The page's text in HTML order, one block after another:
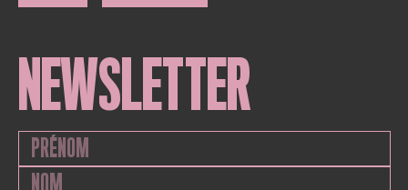
NEWSLETTER